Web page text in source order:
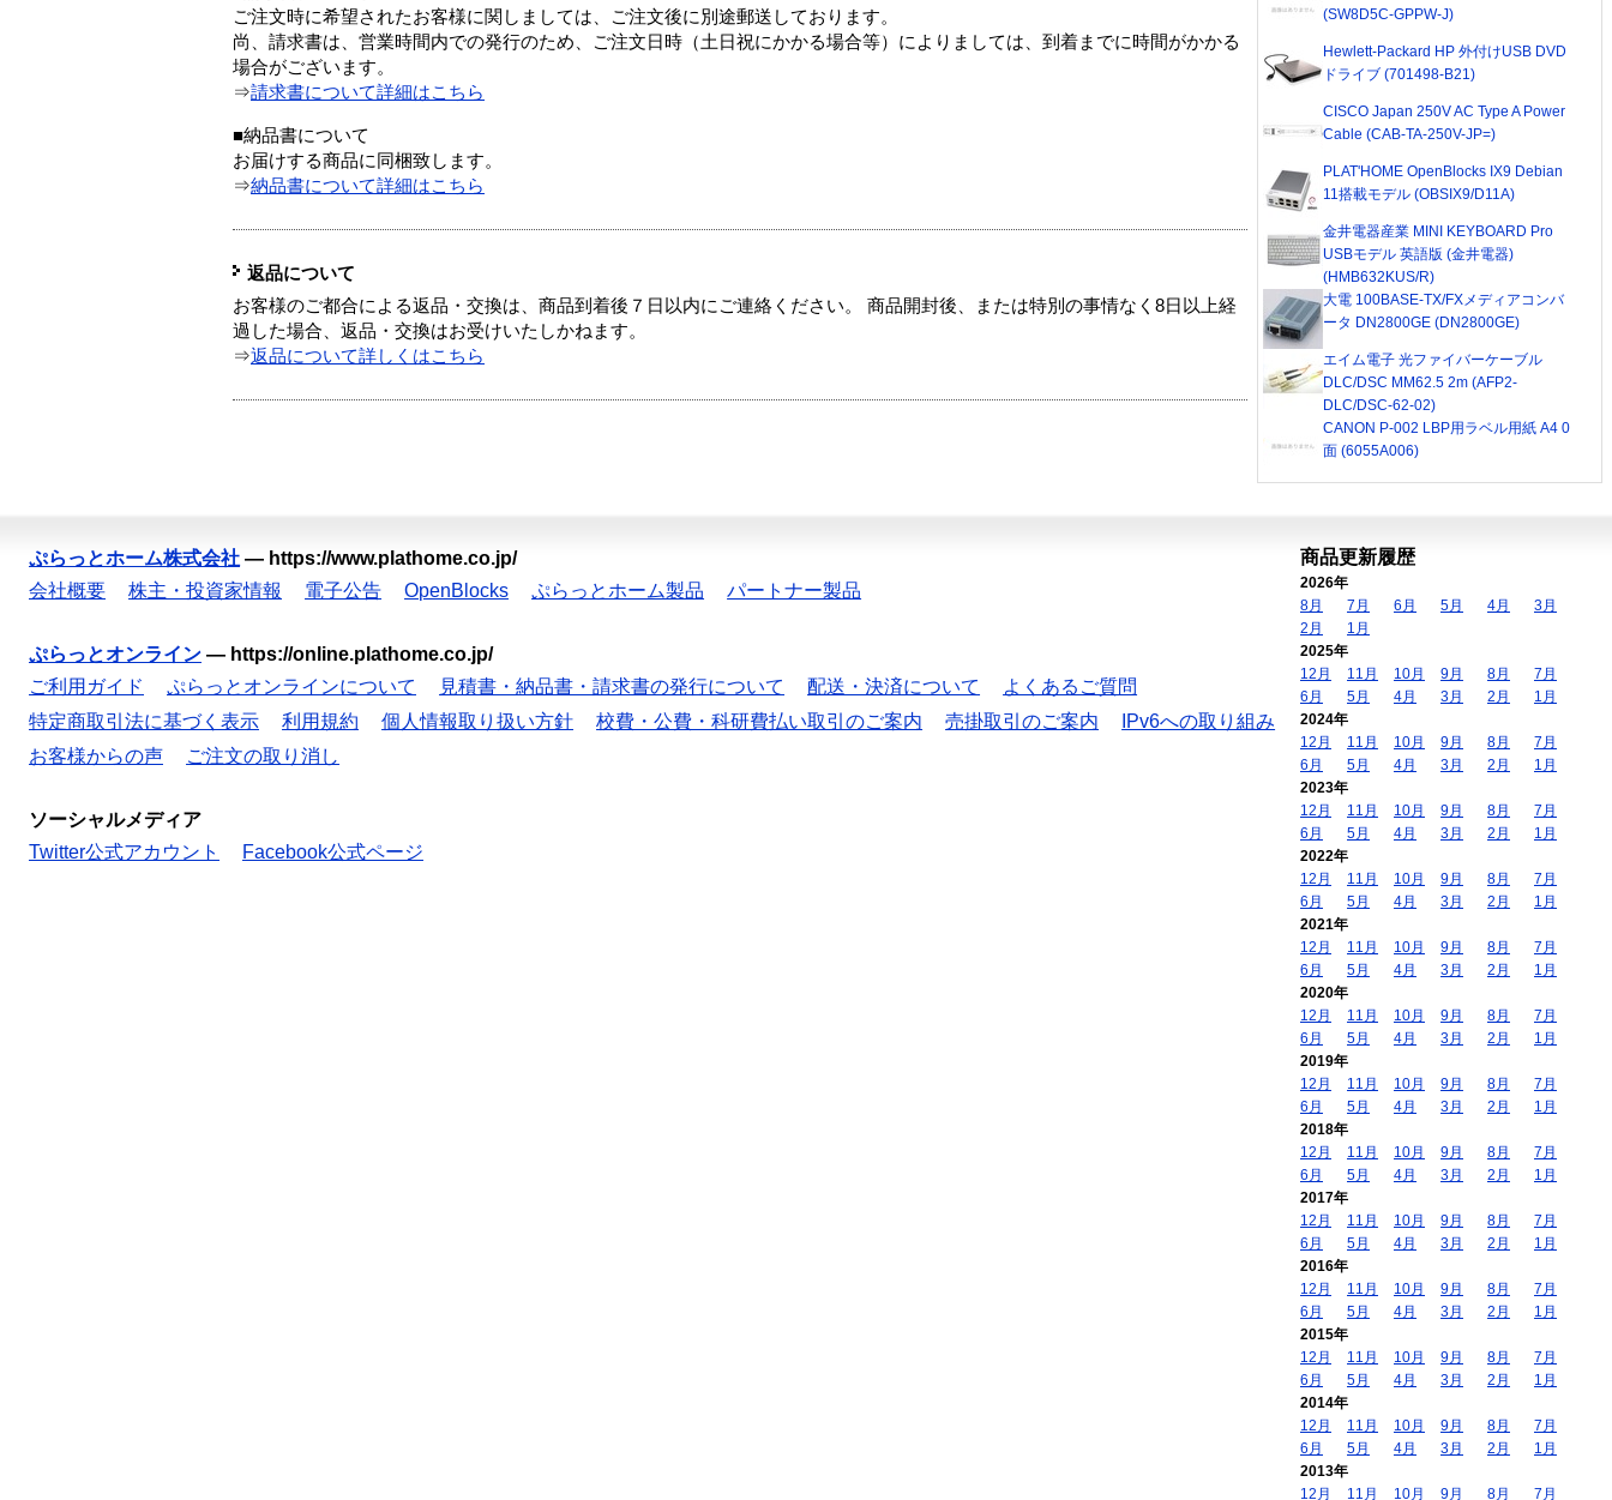
ご注文時に希望されたお客様に関しましては、ご注文後に別途郵送しております。
尚、請求書は、営業時間内での発行のため、ご注文日時（土日祝にかかる場合等）によりましては、到着までに時間がかかる
場合がございます。
⇒請求書について詳細はこちら
■納品書について
お届けする商品に同梱致します。
⇒納品書について詳細はこちら
返品について
お客様のご都合による返品・交換は、商品到着後７日以内にご連絡ください。 商品開封後、または特別の事情なく8日以上経
過した場合、返品・交換はお受けいたしかねます。
⇒返品について詳しくはこちら
(SW8D5C-GPPW-J)
Hewlett-Packard HP 外付けUSB DVD
ドライブ (701498-B21)
CISCO Japan 250V AC Type A Power
Cable (CAB-TA-250V-JP=)
PLAT'HOME OpenBlocks IX9 Debian
11搭載モデル (OBSIX9/D11A)
金井電器産業 MINI KEYBOARD Pro
USBモデル 英語版 (金井電器)
(HMB632KUS/R)
大電 100BASE-TX/FXメディアコンバ
ータ DN2800GE (DN2800GE)
エイム電子 光ファイバーケーブル
DLC/DSC MM62.5 2m (AFP2-
DLC/DSC-62-02)
CANON P-002 LBP用ラベル用紙 A4 0
面 (6055A006)
ぷらっとホーム株式会社 — https://www.plathome.co.jp/
会社概要
株主・投資家情報 電子公告 OpenBlocks ぷらっとホーム製品 パートナー製品
ぷらっとオンライン — https://online.plathome.co.jp/
ご利用ガイド
ぷらっとオンラインについて 見積書・納品書・請求書の発行について 配送・決済について
よくあるご質問
特定商取引法に基づく表示
利用規約 個人情報取り扱い方針 校費・公費・科研費払い取引のご案内 売掛取引のご案内
IPv6への取り組み
お客様からの声
ご注文の取り消し
ソーシャルメディア
Twitter公式アカウント
Facebook公式ページ
商品更新履歴
2026年
8月
7月 6月 5月 4月
3月
2月
1月
2025年
12月
11月 10月 9月 8月
7月
6月
5月 4月 3月 2月
1月
2024年
12月
11月 10月 9月 8月
7月
6月
5月 4月 3月 2月
1月
2023年
12月
11月 10月 9月 8月
7月
6月
5月 4月 3月 2月
1月
2022年
12月
11月 10月 9月 8月
7月
6月
5月 4月 3月 2月
1月
2021年
12月
11月 10月 9月 8月
7月
6月
5月 4月 3月 2月
1月
2020年
12月
11月 10月 9月 8月
7月
6月
5月 4月 3月 2月
1月
2019年
12月
11月 10月 9月 8月
7月
6月
5月 4月 3月 2月
1月
2018年
12月
11月 10月 9月 8月
7月
6月
5月 4月 3月 2月
1月
2017年
12月
11月 10月 9月 8月
7月
6月
5月 4月 3月 2月
1月
2016年
12月
11月 10月 9月 8月
7月
6月
5月 4月 3月 2月
1月
2015年
12月
11月 10月 9月 8月
7月
6月
5月 4月 3月 2月
1月
2014年
12月
11月 10月 9月 8月
7月
6月
5月 4月 3月 2月
1月
2013年
12月
11月 10月 9月 8月 7月